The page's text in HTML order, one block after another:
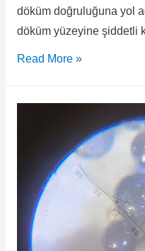
döküm doğruluğuna yol
döküm yüzeyine şiddetli
Read More »